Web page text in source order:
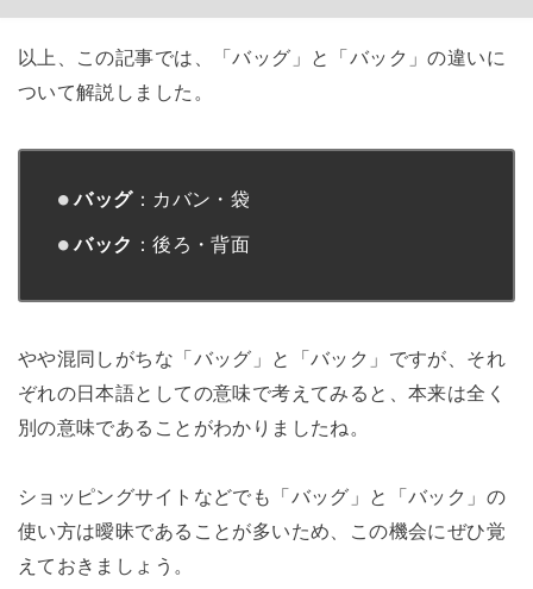
以上、この記事では、「バッグ」と「バック」の違いに
ついて解説しました。
バッグ：カバン・袋
バック ：後ろ・背面
やや混同しがちな「バッグ」と「バック」ですが、それ
ぞれの日本語としての意味で考えてみると、本来は全く
別の意味であることがわかりましたね。
ショッピングサイトなどでも「バッグ」と「バック」の
使い方は曖昧であることが多いため、この機会にぜひ覚
えておきましょう。